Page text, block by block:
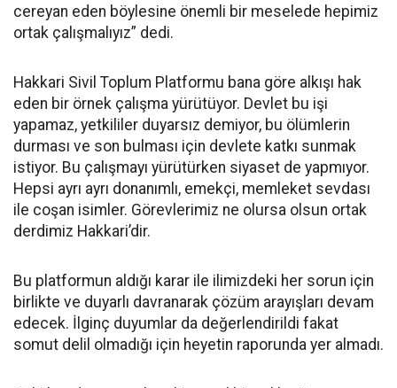
cereyan eden böylesine önemli bir meselede hepimiz
ortak çalışmalıyız” dedi.
Hakkari Sivil Toplum Platformu bana göre alkışı hak
eden bir örnek çalışma yürütüyor. Devlet bu işi
yapamaz, yetkililer duyarsız demiyor, bu ölümlerin
durması ve son bulması için devlete katkı sunmak
istiyor. Bu çalışmayı yürütürken siyaset de yapmıyor.
Hepsi ayrı ayrı donanımlı, emekçi, memleket sevdası
ile coşan isimler. Görevlerimiz ne olursa olsun ortak
derdimiz Hakkari’dir.
Bu platformun aldığı karar ile ilimizdeki her sorun için
birlikte ve duyarlı davranarak çözüm arayışları devam
edecek. İlginç duyumlar da değerlendirildi fakat
somut delil olmadığı için heyetin raporunda yer almadı.